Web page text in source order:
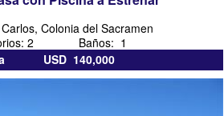
Colonia del Sacramen
2 Baños: 1
USD 140,000